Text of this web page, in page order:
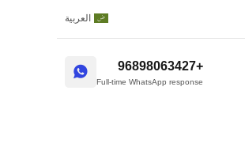
العربية
+96898063427
Full-time WhatsApp response